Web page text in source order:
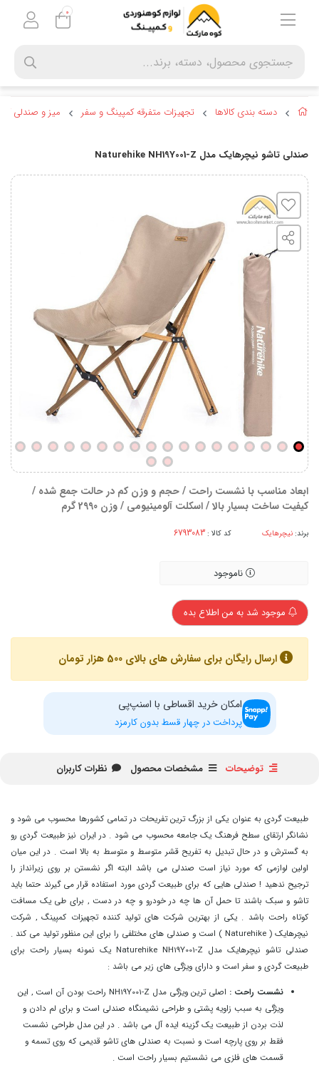
دسته بندی کالاها تجهیزات متفرقه کمپینگ و سفر میز و صندلی
صندلی تاشو نیچرهایک مدل Naturehike NH19Y001-Z
ابعاد مناسب با نشست راحت / حجم و وزن کم در حالت جمع شده /
کیفیت ساخت بسیار بالا / اسکلت آلومینیومی / وزن 2990 گرم
برند: نیچرهایک کد کالا :
ناموجود
موجود شد به من اطلاع بده
ارسال رایگان برای سفارش های بالای 500 هزار تومان
امکان خرید اقساطی با اسنپ‌پی
پرداخت در چهار قسط بدون کارمزد
توضیحات مشخصات محصول نظرات کاربران
طبیعت گردی به عنوان یکی از بزرگ ترین تفریحات در تمامی کشورها محسوب می شود و
نشانگر ارتقای سطح فرهنگ یک جامعه محسوب می شود . در ایران نیز طبیعت گردی رو
به گسترش و در حال تبدیل به تفریح قشر متوسط و متوسط به بالا است . در این میان
اولین لوازمی که مورد نیاز است صندلی می باشد البته اگر نشستن بر روی زیرانداز را
ترجیح ندهید ! صندلی هایی که برای طبیعت گردی مورد استفاده قرار می گیرند حتما باید
تاشو و سبک باشند تا حمل آن ها چه در خودرو و چه در دست , برای طی یک مسافت
کوتاه راحت باشد . یکی از بهترین شرکت های تولید کننده تجهیزات کمپینگ , شرکت
نیچرهایک ( Naturehike ) است و صندلی های مختلفی را برای این منظور تولید می کند .
صندلی تاشو نیچرهایک مدل Naturehike NH19Y001-Z یک نمونه بسیار راحت برای
طبیعت گردی و سفر است و دارای ویژگی های زیر می باشد :
نشست راحت :
اصلی ترین ویژگی مدل NH19Y001-Z راحت بودن آن است , این
ویژگی به سبب زاویه پشتی و طراحی نشیمنگاه صندلی است و برای لم دادن و
لذت بردن از طبیعت یک گزینه ایده آل می باشد . در این مدل طراحی نشست
فقط بر روی پارچه است و نسبت به صندلی های تاشو قدیمی که روی تسمه و
قسمت های فلزی می نشستیم بسیار راحت است .
0